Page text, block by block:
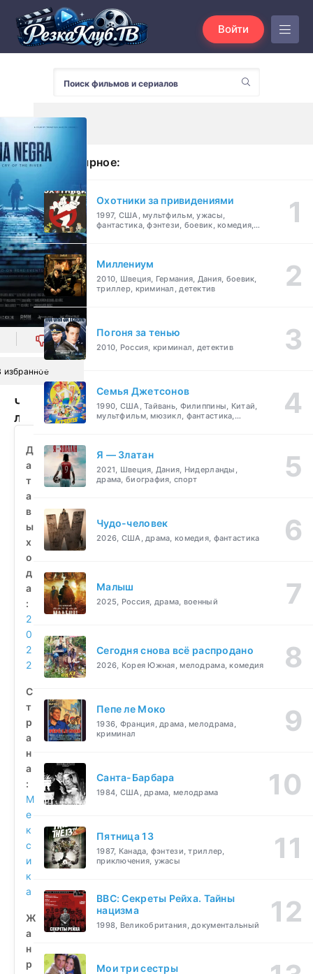
Войти
0
избранное
Черная
луна
смотреть
бесплатно
Д
а
т
а
в
ы
х
о
д
а
:
2
0
2
2
С
т
р
а
н
а
:
М
е
к
с
и
к
а
Ж
а
н
р
Популярное:
Охотники за привидениями
1997, США, мультфильм, ужасы,
фантастика, фэнтези, боевик, комедия,
Миллениум
2010, Швеция, Германия, Дания, боевик,
триллер, криминал, детектив
Погоня за тенью
2010, Россия, криминал, детектив
Семья Джетсонов
1990, США, Тайвань, Филиппины, Китай,
мультфильм, мюзикл, фантастика,
Я — Златан
2021, Швеция, Дания, Нидерланды,
драма, биография, спорт
Чудо-человек
2026, США, драма, комедия, фантастика
Малыш
2025, Россия, драма, военный
Сегодня снова всё распродано
2026, Корея Южная, мелодрама, комедия
Пепе ле Моко
1936, Франция, драма, мелодрама,
криминал
Санта-Барбара
1984, США, драма, мелодрама
Пятница 13
1987, Канада, фэнтези, триллер,
приключения, ужасы
BBC: Секреты Рейха. Тайны
нацизма
1998, Великобритания, документальный
Мои три сестры